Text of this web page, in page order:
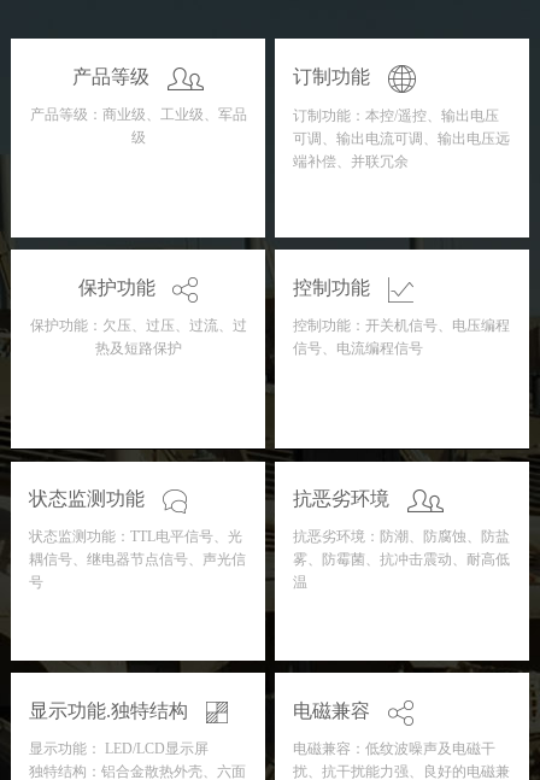
产品等级
产品等级：商业级、工业级、军品
级
保护功能
保护功能：欠压、过压、过流、过
热及短路保护
订制功能
订制功能：本控/遥控、输出电压
可调、输出电流可调、输出电压远
端补偿、并联冗余
控制功能
控制功能：开关机信号、电压编程
信号、电流编程信号
状态监测功能
状态监测功能：TTL电平信号、光
耦信号、继电器节点信号、声光信
号
显示功能.独特结构
显示功能： LED/LCD显示屏
独特结构：铝合金散热外壳、六面
抗恶劣环境
抗恶劣环境：防潮、防腐蚀、防盐
雾、防霉菌、抗冲击震动、耐高低
温
电磁兼容
电磁兼容：低纹波噪声及电磁干
扰、抗干扰能力强、良好的电磁兼